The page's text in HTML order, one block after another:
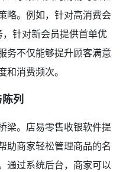
略。例如，针对高消费会
针对新会员提供首单优
务不仅能够提升顾客满意
消费频次。
列
梁。店易零售收银软件提
助商家轻松管理商品的名
通过系统后台，商家可以